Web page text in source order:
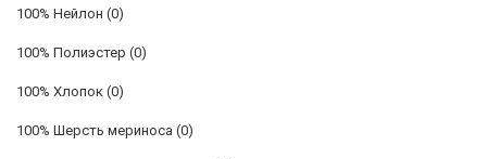
100% Нейлон (0)
100% Полиэстер (0)
100% Хлопок (0)
100% Шерсть мериноса (0)